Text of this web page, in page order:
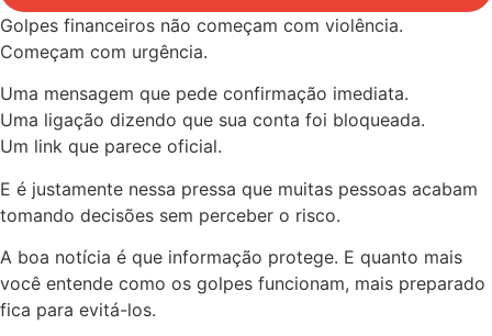
Golpes financeiros não começam com violência.
Começam com urgência.
Uma mensagem que pede confirmação imediata.
Uma ligação dizendo que sua conta foi bloqueada.
Um link que parece oficial.
E é justamente nessa pressa que muitas pessoas acabam
tomando decisões sem perceber o risco.
A boa notícia é que informação protege. E quanto mais
você entende como os golpes funcionam, mais preparado
fica para evitá-los.